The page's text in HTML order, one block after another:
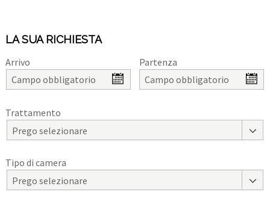
LA SUA RICHIESTA
Arrivo Partenza
Trattamento
Prego selezionare
Tipo di camera
Prego selezionare